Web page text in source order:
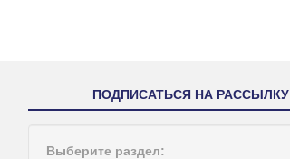
ПОДПИСАТЬСЯ НА РАССЫЛКУ
Выберите раздел: